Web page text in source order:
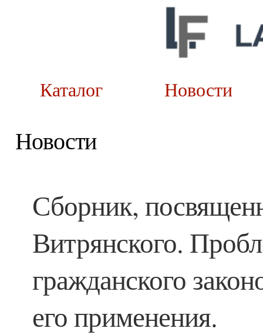
Каталог
Новости
Сборник,
Витрянского.
гражданского
его применения.